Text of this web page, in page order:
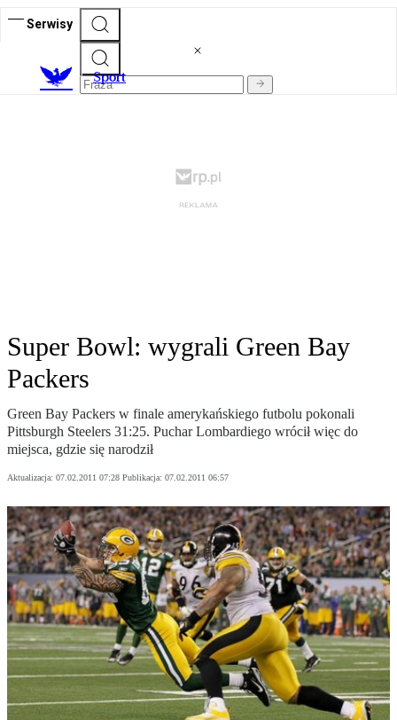
Serwisy
Sport
Super Bowl: wygrali Green Bay
Packers
Green Bay Packers w finale amerykańskiego futbolu pokonali
Pittsburgh Steelers 31:25. Puchar Lombardiego wrócił więc do
miejsca, gdzie się narodził
Aktualizacja: 07.02.2011 07:28 Publikacja: 07.02.2011 06:57